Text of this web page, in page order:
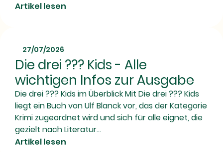
Artikel lesen
27/07/2026
Die drei ??? Kids - Alle
wichtigen Infos zur Ausgabe
Die drei ??? Kids im Überblick Mit Die drei ??? Kids
liegt ein Buch von Ulf Blanck vor, das der Kategorie
Krimi zugeordnet wird und sich für alle eignet, die
gezielt nach Literatur...
Artikel lesen